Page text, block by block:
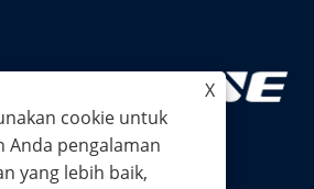
X
cookie untuk
Anda pengalaman
yang lebih baik,